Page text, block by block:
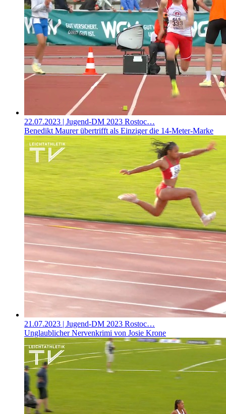
22.07.2023 | Jugend-DM 2023 Rostoc…
Benedikt Maurer übertrifft als Einziger die 14-Meter-Marke
21.07.2023 | Jugend-DM 2023 Rostoc…
Unglaublicher Nervenkrimi von Josie Krone